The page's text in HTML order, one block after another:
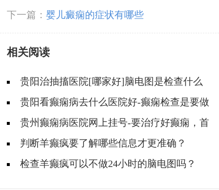
下一篇： 婴儿癜痫的症状有哪些
相关阅读
贵阳治抽搐医院[哪家好]脑电图是检查什么
的？贵阳看癫痫病去什么医院好-癫痫检查是要做
哪些检查呢？
贵州癫痫病医院网上挂号-要治疗好癫痫，首
先要确诊
判断羊癫疯要了解哪些信息才更准确？
检查羊癫疯可以不做24小时的脑电图吗？